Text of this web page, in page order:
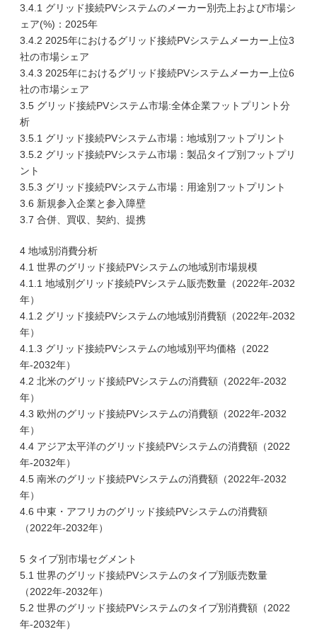
3.4.1 グリッド接続PVシステムのメーカー別売上および市場シ
ェア(%)：2025年
3.4.2 2025年におけるグリッド接続PVシステムメーカー上位3
社の市場シェア
3.4.3 2025年におけるグリッド接続PVシステムメーカー上位6
社の市場シェア
3.5 グリッド接続PVシステム市場:全体企業フットプリント分
析
3.5.1 グリッド接続PVシステム市場：地域別フットプリント
3.5.2 グリッド接続PVシステム市場：製品タイプ別フットプリ
ント
3.5.3 グリッド接続PVシステム市場：用途別フットプリント
3.6 新規参入企業と参入障壁
3.7 合併、買収、契約、提携
4 地域別消費分析
4.1 世界のグリッド接続PVシステムの地域別市場規模
4.1.1 地域別グリッド接続PVシステム販売数量（2022年-2032
年）
4.1.2 グリッド接続PVシステムの地域別消費額（2022年-2032
年）
4.1.3 グリッド接続PVシステムの地域別平均価格（2022
年-2032年）
4.2 北米のグリッド接続PVシステムの消費額（2022年-2032
年）
4.3 欧州のグリッド接続PVシステムの消費額（2022年-2032
年）
4.4 アジア太平洋のグリッド接続PVシステムの消費額（2022
年-2032年）
4.5 南米のグリッド接続PVシステムの消費額（2022年-2032
年）
4.6 中東・アフリカのグリッド接続PVシステムの消費額
（2022年-2032年）
5 タイプ別市場セグメント
5.1 世界のグリッド接続PVシステムのタイプ別販売数量
（2022年-2032年）
5.2 世界のグリッド接続PVシステムのタイプ別消費額（2022
年-2032年）